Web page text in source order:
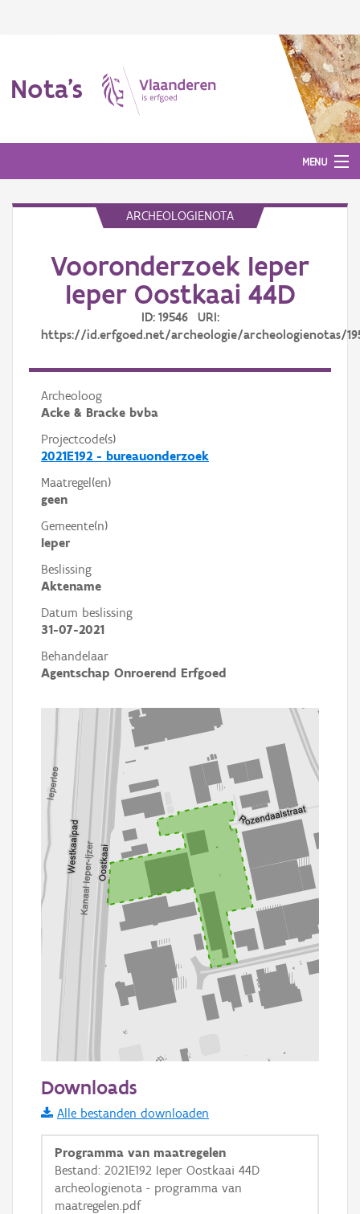
Nota's
MENU
Aanmelden
ARCHEOLOGIENOTA
Vooronderzoek Ieper
Ieper Oostkaai 44D
ID: 19546 URI:
https://id.erfgoed.net/archeologie/archeologienotas/
Archeoloog
Acke & Bracke bvba
Projectcode(s)
2021E192 - bureauonderzoek
Maatregel(en)
geen
Gemeente(n)
Ieper
Beslissing
Aktename
Datum beslissing
31-07-2021
Behandelaar
Agentschap Onroerend Erfgoed
Informatie Vlaanderen
i
+ −
Downloads
Alle bestanden downloaden
Programma van maatregelen
Bestand: 2021E192 Ieper Oostkaai 44D
archeologienota - programma van
maatregelen.pdf